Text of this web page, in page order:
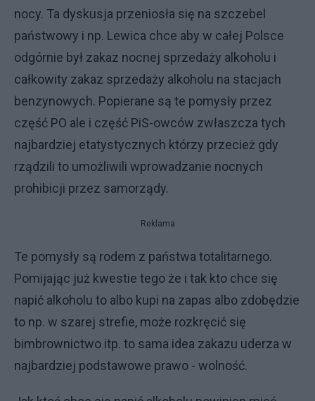
nocy. Ta dyskusja przeniosła się na szczebel
państwowy i np. Lewica chce aby w całej Polsce
odgórnie był zakaz nocnej sprzedaży alkoholu i
całkowity zakaz sprzedaży alkoholu na stacjach
benzynowych. Popierane są te pomysły przez
część PO ale i część PiS-owców zwłaszcza tych
najbardziej etatystycznych którzy przecież gdy
rządzili to umożliwili wprowadzanie nocnych
prohibicji przez samorządy.
Reklama
Te pomysły są rodem z państwa totalitarnego.
Pomijając już kwestie tego że i tak kto chce się
napić alkoholu to albo kupi na zapas albo zdobędzie
to np. w szarej strefie, może rozkręcić się
bimbrownictwo itp. to sama idea zakazu uderza w
najbardziej podstawowe prawo - wolność.